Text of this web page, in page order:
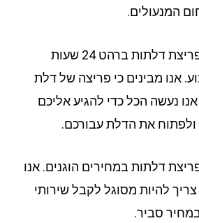
אנו מציעים שירותי פריצת דלתות ברהט 24 שעות
אנו מבינים כי פריצה של דלת
הכל כדי להגיע אליכם
את הדלת עבורכם.
דלתות במחירים הוגנים. אנו
מסוגל לקבל שירותי
סביר.